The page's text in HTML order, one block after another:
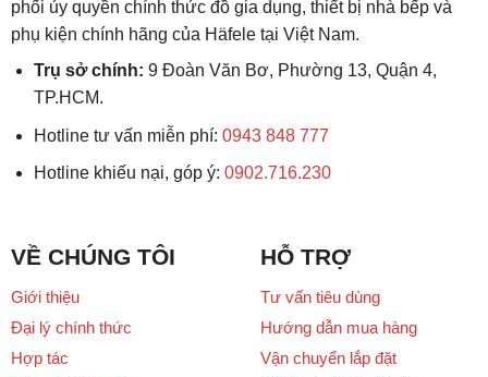
phối ủy quyền chính thức đồ gia dụng, thiết bị nhà bếp và
phụ kiện chính hãng của Häfele tại Việt Nam.
Trụ sở chính: 9 Đoàn Văn Bơ, Phường 13, Quận 4,
TP.HCM.
Hotline tư vấn miễn phí: 0943 848 777
Hotline khiếu nại, góp ý: 0902.716.230
VỀ CHÚNG TÔI
Giới thiệu
Đại lý chính thức
Hợp tác
HỖ TRỢ
Tư vấn tiêu dùng
Hướng dẫn mua hàng
Vận chuyển lắp đặt